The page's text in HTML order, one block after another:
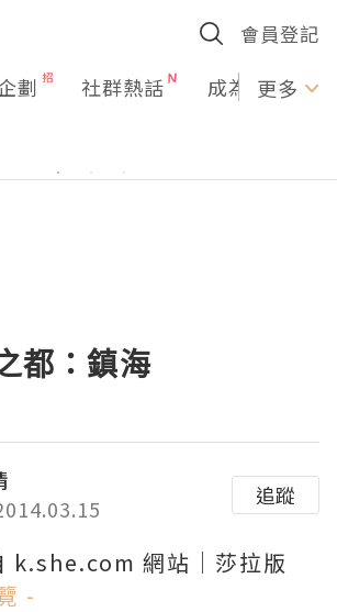
會員登記
劃 社群熱話 成為U更多
都：鎮海
追蹤
k.she.com 網站｜莎拉版
-